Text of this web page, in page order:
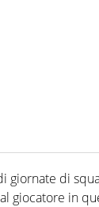
giornate di
giocatore in